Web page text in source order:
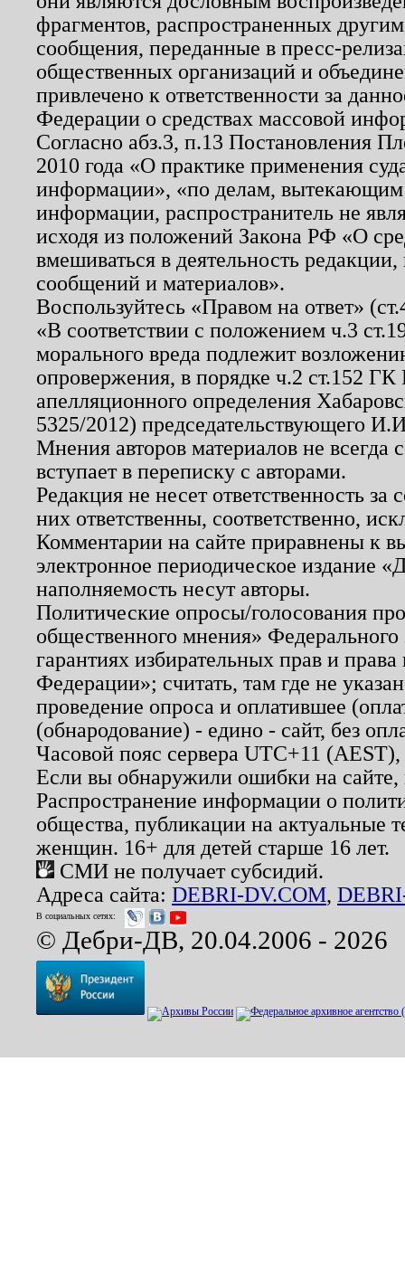
фрагментов, распространенных
сообщения, переданные в пресс-
общественных организаций и
привлечено к ответственности за
Федерации о средствах массовой
Согласно абз.3, п.13 Постановления
2010 года «О практике применения
информации», «по делам, вытекающим
информации, распространитель не
исходя из положений Закона РФ «О
вмешиваться в деятельность
сообщений и материалов».
Воспользуйтесь «Правом на ответ»
«В соответствии с положением ч.3
морального вреда подлежит
опровержения, в порядке ч.2 ст.152
апелляционного определения
5325/2012) председательствующего
Мнения авторов материалов не
вступает в переписку с авторами.
Редакция не несет ответственность
них ответственны, соответственно,
Комментарии на сайте приравнены к
электронное периодическое издание
наполняемость несут авторы.
Политические опросы/голосования
общественного мнения»
гарантиях избирательных прав и
Федерации»; считать, там где не
проведение опроса и оплатившее
(обнародование) - едино - сайт, без
Часовой пояс сервера UTC+11
Если вы обнаружили ошибки на
Распространение информации о
общества, публикации на актуальные
женщин. 16+ для детей старше 16 лет.
СМИ не получает субсидий.
Адреса сайта: DEBRI-DV.COM,
В социальных сетях:
© Дебри-ДВ, 20.04.2006 - 2026